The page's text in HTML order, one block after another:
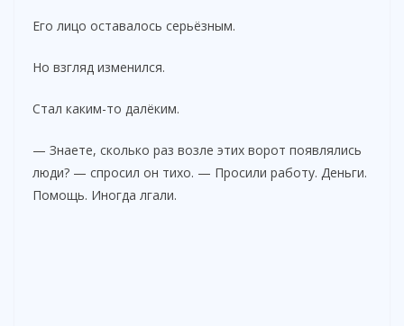
Его лицо оставалось серьёзным.
Но взгляд изменился.
Стал каким-то далёким.
— Знаете, сколько раз возле этих ворот появлялись
люди? — спросил он тихо. — Просили работу. Деньги.
Помощь. Иногда лгали.